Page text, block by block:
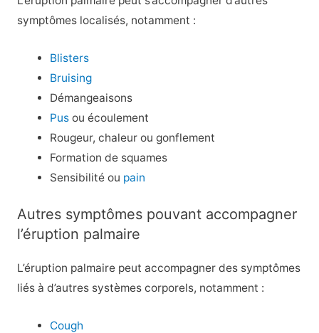
symptômes localisés, notamment :
Blisters
Bruising
Démangeaisons
Pus ou écoulement
Rougeur, chaleur ou gonflement
Formation de squames
Sensibilité ou pain
Autres symptômes pouvant accompagner
l’éruption palmaire
L’éruption palmaire peut accompagner des symptômes
liés à d’autres systèmes corporels, notamment :
Cough